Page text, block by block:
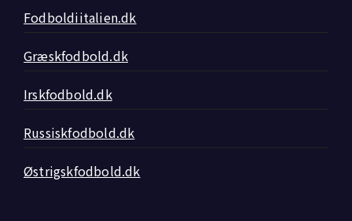
Fodboldiitalien.dk
Græskfodbold.dk
Irskfodbold.dk
Russiskfodbold.dk
Østrigskfodbold.dk